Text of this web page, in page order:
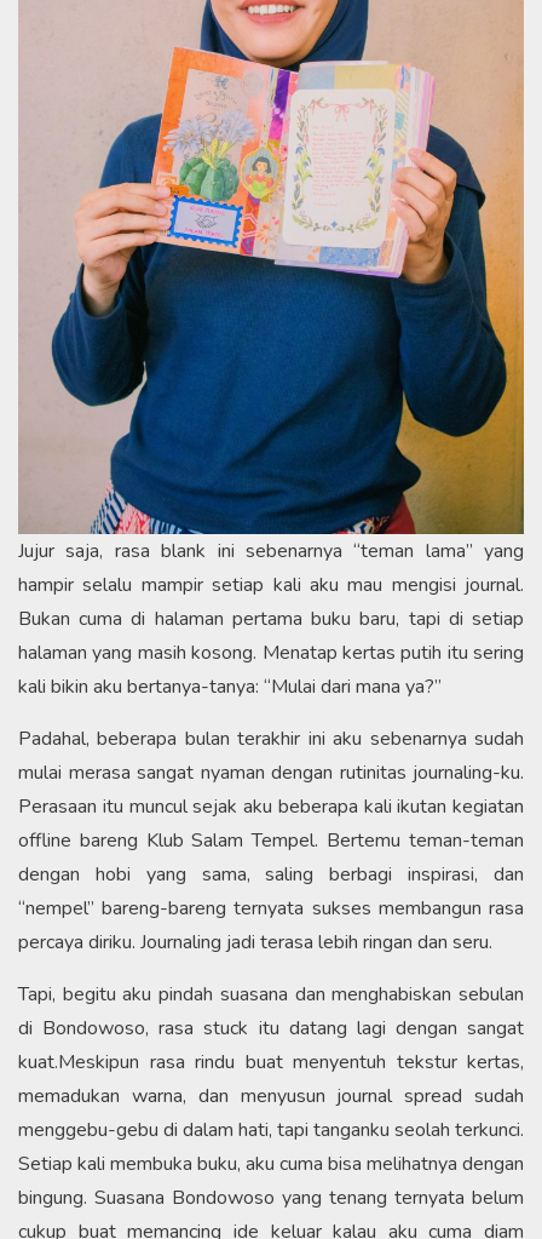
​Jujur saja, rasa blank ini sebenarnya “teman lama” yang
hampir selalu mampir setiap kali aku mau mengisi journal.
Bukan cuma di halaman pertama buku baru, tapi di setiap
halaman yang masih kosong. Menatap kertas putih itu sering
kali bikin aku bertanya-tanya: “Mulai dari mana ya?”
​Padahal, beberapa bulan terakhir ini aku sebenarnya sudah
mulai merasa sangat nyaman dengan rutinitas journaling-ku.
Perasaan itu muncul sejak aku beberapa kali ikutan kegiatan
offline bareng Klub Salam Tempel. Bertemu teman-teman
dengan hobi yang sama, saling berbagi inspirasi, dan
“nempel” bareng-bareng ternyata sukses membangun rasa
percaya diriku. Journaling jadi terasa lebih ringan dan seru.​
Tapi, begitu aku pindah suasana dan menghabiskan sebulan
di Bondowoso, rasa stuck itu datang lagi dengan sangat
kuat.​Meskipun rasa rindu buat menyentuh tekstur kertas,
memadukan warna, dan menyusun journal spread sudah
menggebu-gebu di dalam hati, tapi tanganku seolah terkunci.
Setiap kali membuka buku, aku cuma bisa melihatnya dengan
bingung. Suasana Bondowoso yang tenang ternyata belum
cukup buat memancing ide keluar kalau aku cuma diam